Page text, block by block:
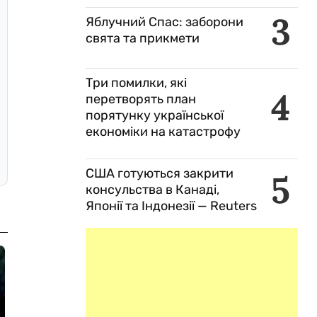
3
Яблучний Спас: заборони
свята та прикмети
4
Три помилки, які
перетворять план
порятунку української
економіки на катастрофу
5
США готуються закрити
консульства в Канаді,
Японії та Індонезії — Reuters